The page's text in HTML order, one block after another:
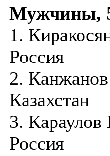
Мужчины,
1.
Россия
2.
Казахстан
3. Караулов
Россия